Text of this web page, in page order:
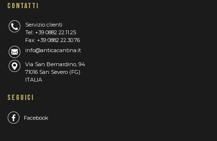
CONTATTI
Servizio clienti
Tel: +39 0882 22.11.25
Fax: +39 0882 22.30.76
info@anticacantina.it
Via San Bernardino, 94
71016 San Severo (FG)
ITALIA
SEGUICI
Facebook